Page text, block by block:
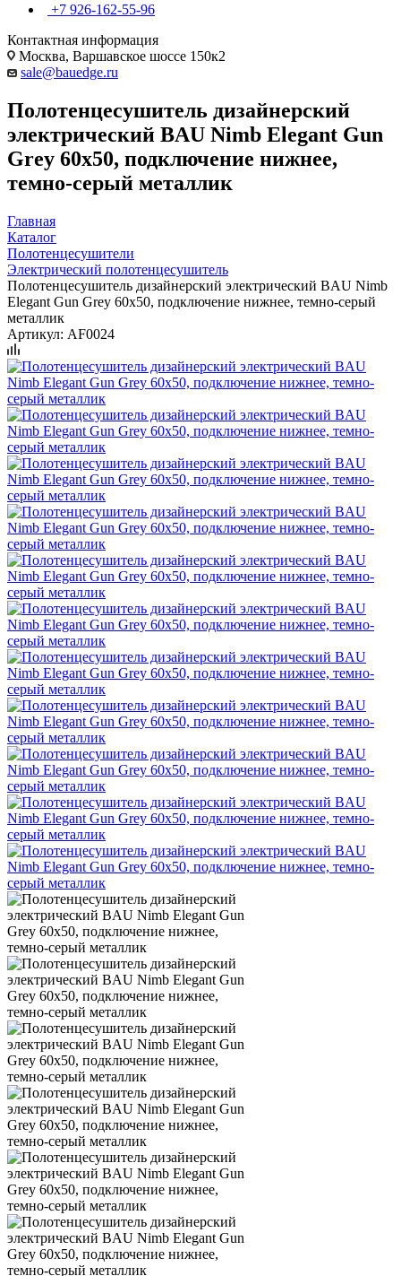
+7 926-162-55-96
Контактная информация
Москва, Варшавское шоссе 150к2
sale@bauedge.ru
Полотенцесушитель дизайнерский
электрический BAU Nimb Elegant Gun
Grey 60х50, подключение нижнее,
темно-серый металлик
Главная
Каталог
Полотенцесушители
Электрический полотенцесушитель
Полотенцесушитель дизайнерский электрический BAU Nimb
Elegant Gun Grey 60х50, подключение нижнее, темно-серый
металлик
Артикул: AF0024